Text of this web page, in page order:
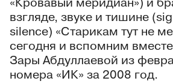
взгляде, звуке и тишине
silence) «Старикам тут не
сегодня и вспомним
Зары Абдуллаевой из
номера «ИК» за 2008 год.